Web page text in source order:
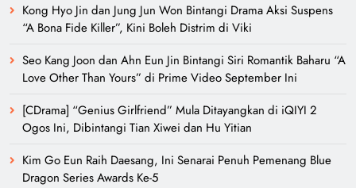
Kong Hyo Jin dan Jung Jun Won Bintangi Drama Aksi Suspens
“A Bona Fide Killer”, Kini Boleh Distrim di Viki
Seo Kang Joon dan Ahn Eun Jin Bintangi Siri Romantik Baharu “A
Love Other Than Yours” di Prime Video September Ini
[CDrama] “Genius Girlfriend” Mula Ditayangkan di iQIYI 2
Ogos Ini, Dibintangi Tian Xiwei dan Hu Yitian
Kim Go Eun Raih Daesang, Ini Senarai Penuh Pemenang Blue
Dragon Series Awards Ke-5